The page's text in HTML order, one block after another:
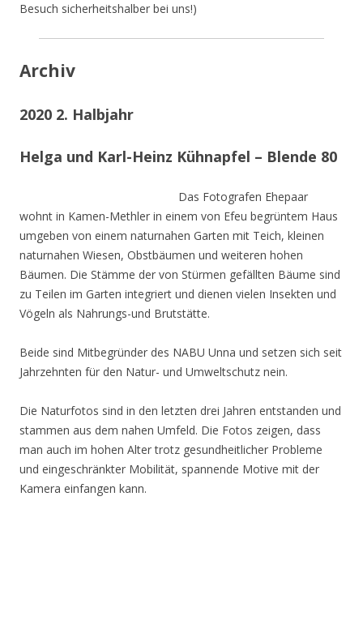
Besuch sicherheitshalber bei uns!)
Archiv
2020 2. Halbjahr
Helga und Karl-Heinz Kühnapfel – Blende 80
Das Fotografen Ehepaar
wohnt in Kamen-Methler in einem von Efeu begrüntem Haus
umgeben von einem naturnahen Garten mit Teich, kleinen
naturnahen Wiesen, Obstbäumen und weiteren hohen
Bäumen. Die Stämme der von Stürmen gefällten Bäume sind
zu Teilen im Garten integriert und dienen vielen Insekten und
Vögeln als Nahrungs-und Brutstätte.
Beide sind Mitbegründer des NABU Unna und setzen sich seit
Jahrzehnten für den Natur- und Umweltschutz nein.
Die Naturfotos sind in den letzten drei Jahren entstanden und
stammen aus dem nahen Umfeld. Die Fotos zeigen, dass
man auch im hohen Alter trotz gesundheitlicher Probleme
und eingeschränkter Mobilität, spannende Motive mit der
Kamera einfangen kann.